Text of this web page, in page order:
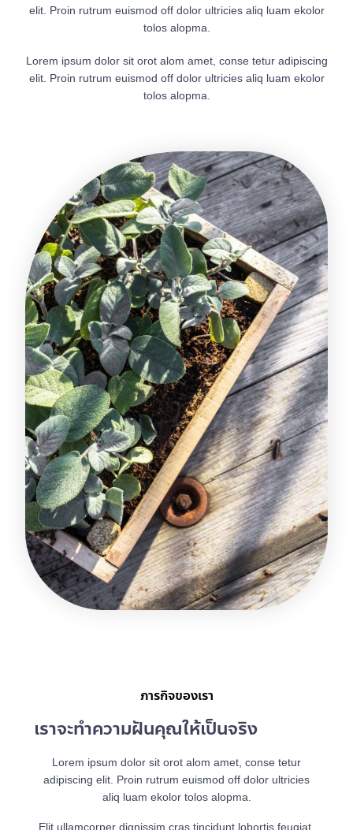
elit. Proin rutrum euismod off dolor ultricies aliq luam ekolor
tolos alopma.
Lorem ipsum dolor sit orot alom amet, conse tetur adipiscing
elit. Proin rutrum euismod off dolor ultricies aliq luam ekolor
tolos alopma.
ภารกิจของเรา
เราจะทำความฝันคุณให้เป็นจริง
Lorem ipsum dolor sit orot alom amet, conse tetur
adipiscing elit. Proin rutrum euismod off dolor ultricies
aliq luam ekolor tolos alopma.
Elit ullamcorper dignissim cras tincidunt lobortis feugiat.